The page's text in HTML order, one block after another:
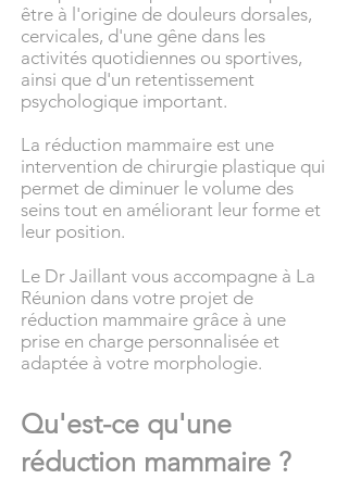
être à l'origine de douleurs dorsales,
cervicales, d'une gêne dans les
activités quotidiennes ou sportives,
ainsi que d'un retentissement
psychologique important.
La réduction mammaire est une
intervention de chirurgie plastique qui
permet de diminuer le volume des
seins tout en améliorant leur forme et
leur position.
Le Dr Jaillant vous accompagne à La
Réunion dans votre projet de
réduction mammaire grâce à une
prise en charge personnalisée et
adaptée à votre morphologie.
Qu'est-ce qu'une
réduction mammaire ?